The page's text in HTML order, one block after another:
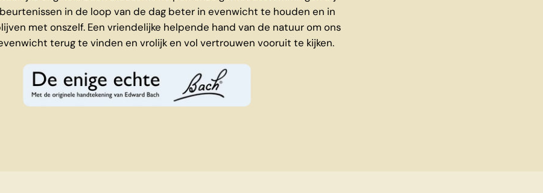
in de loop van de dag beter in evenwicht te houden en in
met onszelf. Een vriendelijke helpende hand van de natuur om ons
terug te vinden en vrolijk en vol vertrouwen vooruit te kijken.